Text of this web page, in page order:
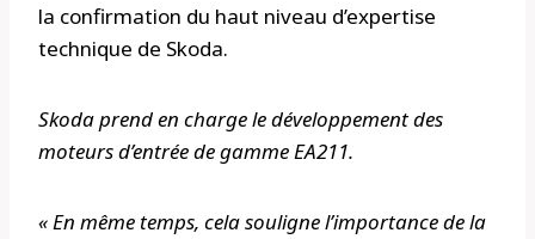
la confirmation du haut niveau d’expertise
technique de Skoda.
Skoda prend en charge le développement des
moteurs d’entrée de gamme EA211.
« En même temps, cela souligne l’importance de la